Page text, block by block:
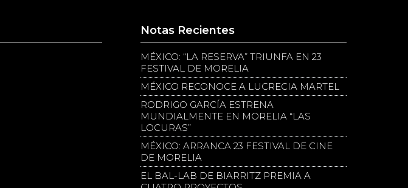
Notas Recientes
MÉXICO: “LA RESERVA” TRIUNFA EN 23
FESTIVAL DE MORELIA
MÉXICO RECONOCE A LUCRECIA MARTEL
RODRIGO GARCÍA ESTRENA
MUNDIALMENTE EN MORELIA “LAS
LOCURAS”
MÉXICO: ARRANCA 23 FESTIVAL DE CINE
DE MORELIA
EL BAL-LAB DE BIARRITZ PREMIA A